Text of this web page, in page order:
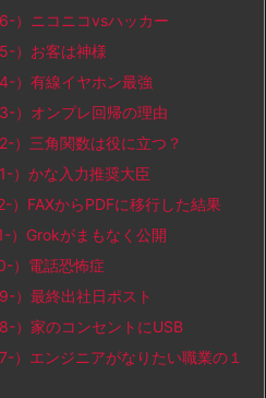
）ニコニコvsハッカー
）お客は神様
）有線イヤホン最強
オンプレ回帰の理由
三角関数は役に立つ？
かな入力推奨大臣
FAXからPDFに移行した結果
Grokがまもなく公開
）電話恐怖症
最終出社日ポスト
家のコンセントにUSB
エンジニアがなりたい職業の１